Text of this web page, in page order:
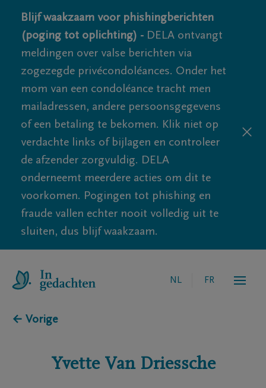
Blijf waakzaam voor phishingberichten
(poging tot oplichting) - DELA ontvangt
meldingen over valse berichten via
zogezegde privécondoléances. Onder het
mom van een condoléance tracht men
mailadressen, andere persoonsgegevens
of een betaling te bekomen. Klik niet op
verdachte links of bijlagen en controleer
de afzender zorgvuldig. DELA
onderneemt meerdere acties om dit te
voorkomen. Pogingen tot phishing en
fraude vallen echter nooit volledig uit te
sluiten, dus blijf waakzaam.
NL FR
← Vorige
Yvette Van Driessche